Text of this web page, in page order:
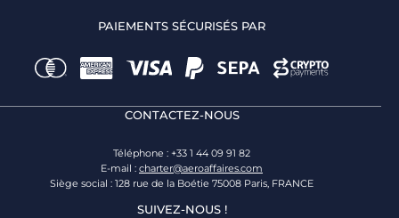
PAIEMENTS SÉCURISÉS PAR
CONTACTEZ-NOUS
Téléphone : +33 1 44 09 91 82
E-mail : charter@aeroaffaires.com
Siège social : 128 rue de la Boétie 75008 Paris, FRANCE
SUIVEZ-NOUS !